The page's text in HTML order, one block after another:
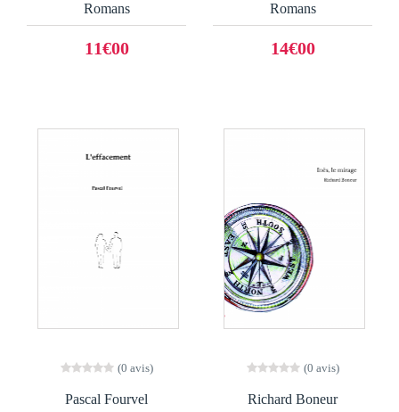
Romans
11€00
Romans
14€00
(0 avis)
Pascal Fourvel
(0 avis)
Richard Boneur